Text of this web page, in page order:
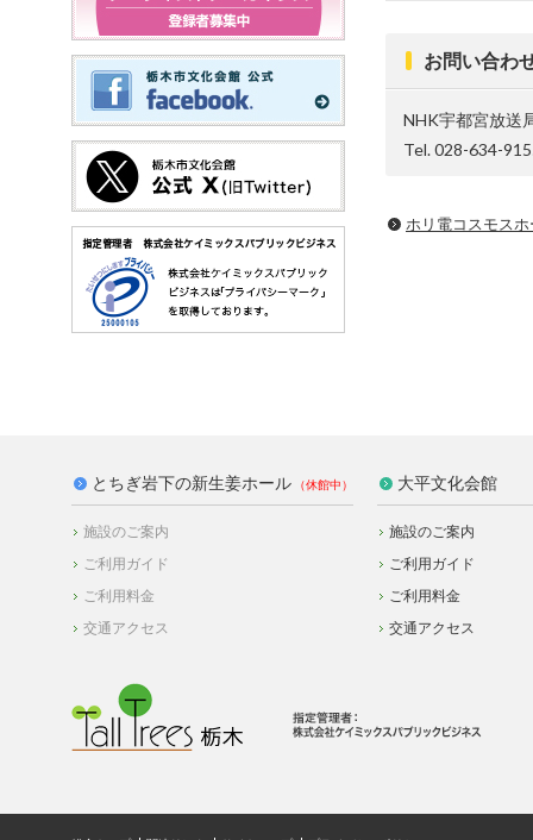
お問い合わ
NHK宇都宮放送
Tel. 028-634-
ホリ電コスモス
とちぎ岩下の新生姜ホール
施設のご案内
ご利用ガイド
ご利用料金
交通アクセス
大平文化会館
施設のご案内
ご利用ガイド
ご利用料金
交通アクセス